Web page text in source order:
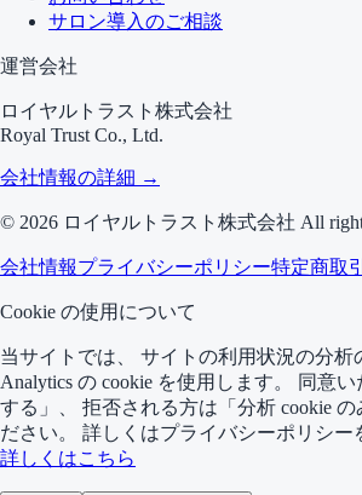
サロン導入のご相談
運営会社
ロイヤルトラスト株式会社
Royal Trust Co., Ltd.
会社情報の詳細 →
© 2026 ロイヤルトラスト株式会社 All
会社情報プライバシーポリシー特定商取
Cookie の使用について
当サイトでは、 サイトの利用状況の分析
Analytics の cookie を使用します。 同意
する」、 拒否される方は「分析 cookie の
ださい。 詳しくはプライバシーポリシー
詳しくはこちら